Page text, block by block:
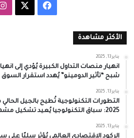
فيسبوك
الأكثر مشاهدة
يناير 13, 2025
شبح “تأثير الدومينو” يُهدد استقرار السوق
يناير 13, 2025
التطورات التكنولوجية تُطيح بالجيل
2025: سباق التكنولوجيا يُعيد تشكيل مشهد الكريبتو
يناير 13, 2025